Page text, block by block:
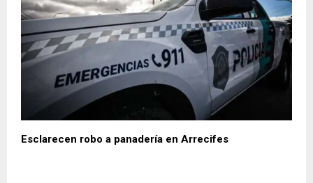
Esclarecen robo a panadería en Arrecifes